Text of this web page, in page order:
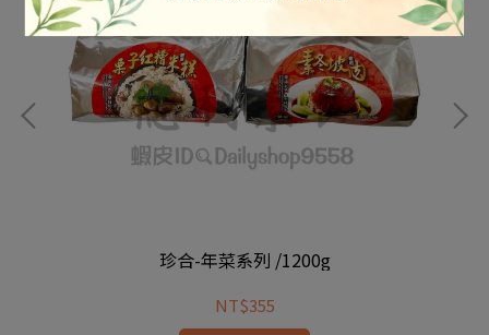
珍合-年菜系列 /1200g
NT$355